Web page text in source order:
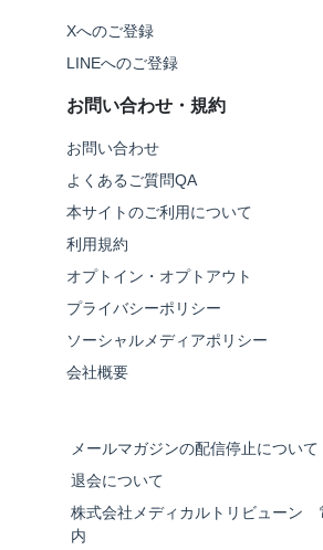
Xへのご登録
LINEへのご登録
お問い合わせ・規約
お問い合わせ
よくあるご質問QA
本サイトのご利用について
利用規約
オプトイン・オプトアウト
プライバシーポリシー
ソーシャルメディアポリシー
会社概要
メールマガジンの配信停止について
退会について
株式会社メディカルトリビューン
内